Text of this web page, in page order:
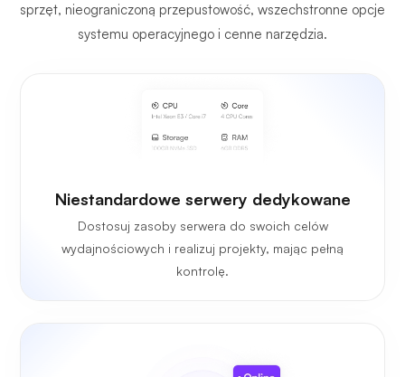
sprzęt, nieograniczoną przepustowość, wszechstronne opcje
systemu operacyjnego i cenne narzędzia.
Niestandardowe serwery dedykowane
Dostosuj zasoby serwera do swoich celów
wydajnościowych i realizuj projekty, mając pełną
kontrolę.